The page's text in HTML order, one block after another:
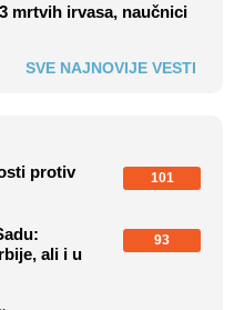
mrtvih irvasa, naučnici
SVE NAJNOVIJE VESTI
protiv
101
ali i u
93